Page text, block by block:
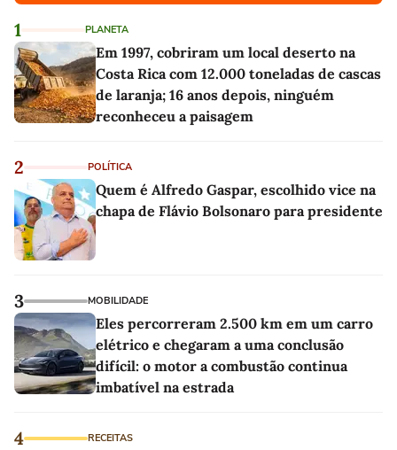
1 PLANETA
Em 1997, cobriram um local deserto na
Costa Rica com 12.000 toneladas de cascas
de laranja; 16 anos depois, ninguém
reconheceu a paisagem
2 POLÍTICA
Quem é Alfredo Gaspar, escolhido vice na
chapa de Flávio Bolsonaro para presidente
3 MOBILIDADE
Eles percorreram 2.500 km em um carro
elétrico e chegaram a uma conclusão
difícil: o motor a combustão continua
imbatível na estrada
4 RECEITAS